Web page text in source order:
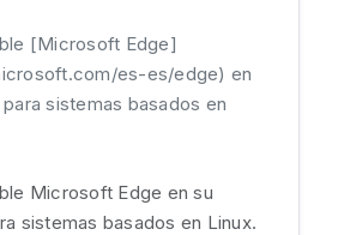
[Microsoft Edge]
es-es/edge) en
sistemas basados en
Microsoft Edge en su
sistemas basados en Linux.